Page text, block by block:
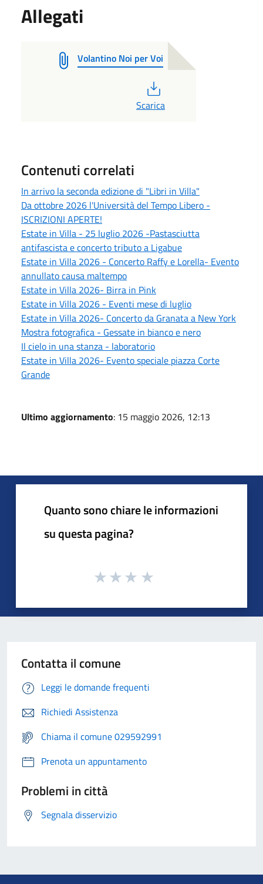
Allegati
Volantino Noi per Voi
Scarica
Contenuti correlati
In arrivo la seconda edizione di "Libri in Villa"
Da ottobre 2026 l'Università del Tempo Libero -
ISCRIZIONI APERTE!
Estate in Villa - 25 luglio 2026 -Pastasciutta
antifascista e concerto tributo a Ligabue
Estate in Villa 2026 - Concerto Raffy e Lorella- Evento
annullato causa maltempo
Estate in Villa 2026- Birra in Pink
Estate in Villa 2026 - Eventi mese di luglio
Estate in Villa 2026- Concerto da Granata a New York
Mostra fotografica - Gessate in bianco e nero
Il cielo in una stanza - laboratorio
Estate in Villa 2026- Evento speciale piazza Corte
Grande
Ultimo aggiornamento: 15 maggio 2026, 12:13
Quanto sono chiare le informazioni
su questa pagina?
Contatta il comune
Leggi le domande frequenti
Richiedi Assistenza
Chiama il comune 029592991
Prenota un appuntamento
Problemi in città
Segnala disservizio